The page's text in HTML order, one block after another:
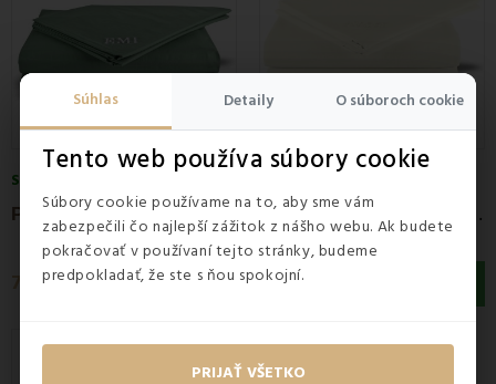
Súhlas Detaily O súboroch cookie
Tento web používa súbory cookie
Súbory cookie používame na to, aby sme vám
zabezpečili čo najlepší zážitok z nášho webu. Ak budete
pokračovať v používaní tejto stránky, budeme
predpokladať, že ste s ňou spokojní.
PRIJAŤ VŠETKO
SKLADOM
P
lachta posteľná tmavozelená pevná EMI
7,50 €
Plachta posteľná maslová pevná EMI
7,50 €